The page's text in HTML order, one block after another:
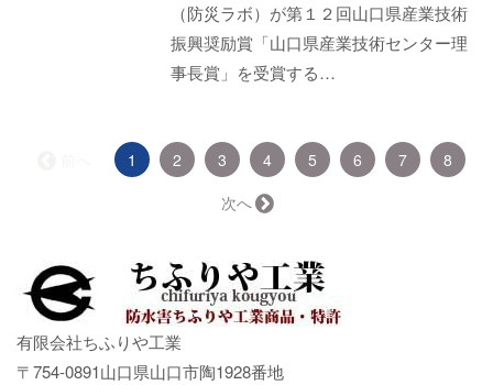
（防災ラボ）が第１２回山口県産業技術
振興奨励賞「山口県産業技術センター理
事長賞」を受賞する…
1 （こ
の
2 3 4 5 6 7
8
次へ →
有限会社ちふりや工業
〒754-0891山口県山口市陶1928番地